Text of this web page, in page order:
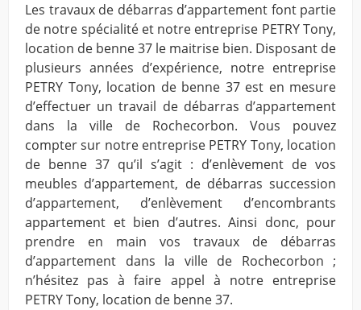
Les travaux de débarras d’appartement font partie
de notre spécialité et notre entreprise PETRY Tony,
location de benne 37 le maitrise bien. Disposant de
plusieurs années d’expérience, notre entreprise
PETRY Tony, location de benne 37 est en mesure
d’effectuer un travail de débarras d’appartement
dans la ville de Rochecorbon. Vous pouvez
compter sur notre entreprise PETRY Tony, location
de benne 37 qu’il s’agit : d’enlèvement de vos
meubles d’appartement, de débarras succession
d’appartement, d’enlèvement d’encombrants
appartement et bien d’autres. Ainsi donc, pour
prendre en main vos travaux de débarras
d’appartement dans la ville de Rochecorbon ;
n’hésitez pas à faire appel à notre entreprise
PETRY Tony, location de benne 37.